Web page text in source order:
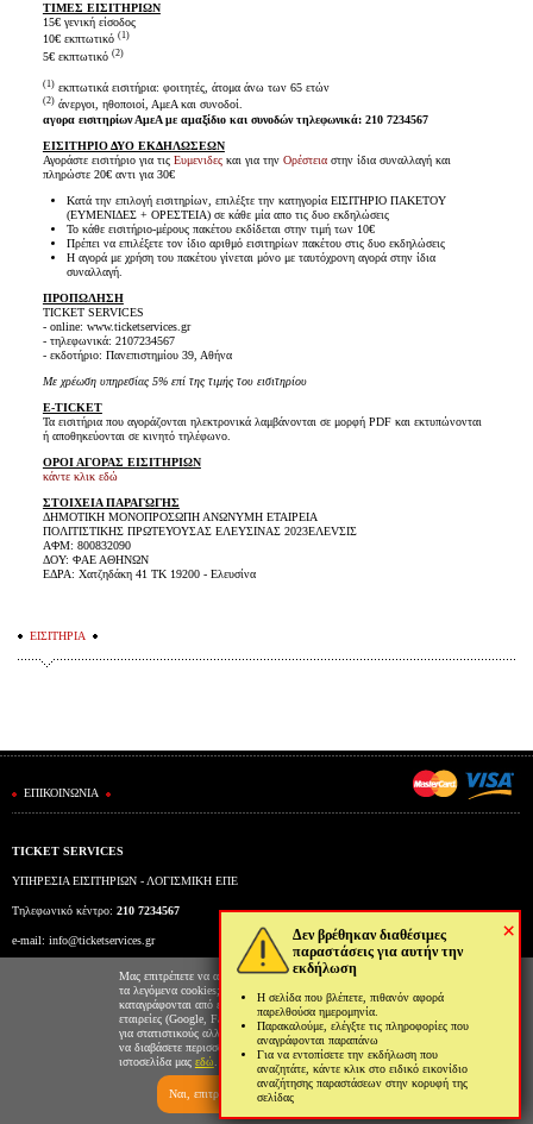
×
Δεν βρέθηκαν διαθέσιμες
παραστάσεις για αυτήν την
εκδήλωση
Η σελίδα που βλέπετε, πιθανόν αφορά
παρελθούσα ημερομηνία.
Παρακαλούμε, ελέγξτε τις πληροφορίες που
αναγράφονται παραπάνω
Για να εντοπίσετε την εκδήλωση που
αναζητάτε, κάντε κλικ στο ειδικό εικονίδιο
αναζήτησης παραστάσεων στην κορυφή της
σελίδας
ΤΙΜΕΣ ΕΙΣΙΤΗΡΙΩΝ
15€ γενική είσοδος
10€ εκπτωτικό (1)
5€ εκπτωτικό (2)
(1)εκπτωτικά εισιτήρια: φοιτητές, άτομα άνω των 65 ετών
(2)άνεργοι, ηθοποιοί, ΑμεΑ και συνοδοί.
αγορα εισιτηρίων ΑμεΑ με αμαξίδιο και συνοδών τηλεφωνικά: 210 7234567
ΕΙΣΙΤΗΡΙΟ ΔΥΟ ΕΚΔΗΛΩΣΕΩΝ
Αγοράστε εισιτήριο για τις Ευμενιδεςκαι για την Ορέστειαστην ίδια συναλλαγή και
πληρώστε 20€ αντι για 30€
Κατά την επιλογή εισιτηρίων, επιλέξτε την κατηγορία ΕΙΣΙΤΗΡΙΟ ΠΑΚΕΤΟΥ
(ΕΥΜΕΝΙΔΕΣ + ΟΡΕΣΤΕΙΑ) σε κάθε μία απο τις δυο εκδηλώσεις
Το κάθε εισιτήριο-μέρους πακέτου εκδίδεται στην τιμή των 10€
Πρέπει να επιλέξετε τον ίδιο αριθμό εισιτηρίων πακέτου στις δυο εκδηλώσεις
Η αγορά με χρήση του πακέτου γίνεται μόνο με ταυτόχρονη αγορά στην ίδια
συναλλαγή.
ΠΡΟΠΩΛΗΣΗ
TICKET SERVICES
- online: www.ticketservices.gr
- τηλεφωνικά: 2107234567
- εκδοτήριο: Πανεπιστημίου 39, Αθήνα
Με χρέωση υπηρεσίας 5% επί της τιμής του εισιτηρίου
E-TICKET
Τα εισιτήρια που αγοράζονται ηλεκτρονικά λαμβάνονται σε μορφή PDF και εκτυπώνονται
ή αποθηκεύονται σε κινητό τηλέφωνο.
ΟΡΟΙ ΑΓΟΡΑΣ ΕΙΣΙΤΗΡΙΩΝ
κάντε κλικ εδώ
ΣΤΟΙΧΕΙΑ ΠΑΡΑΓΩΓΗΣ
ΔΗΜΟΤΙΚΗ ΜΟΝΟΠΡΟΣΩΠΗ ΑΝΩΝΥΜΗ ΕΤΑΙΡΕΙΑ
ΠΟΛΙΤΙΣΤΙΚΗΣ ΠΡΩΤΕΥΟΥΣΑΣ ΕΛΕΥΣΙΝΑΣ 2023ΕΛΕVΣΙΣ
ΑΦΜ: 800832090
ΔΟΥ: ΦΑΕ ΑΘΗΝΩΝ
ΕΔΡΑ: Χατζηδάκη 41 ΤΚ 19200 - Ελευσίνα
ΕΙΣΙΤΗΡΙΑ
ΕΠΙΚΟΙΝΩΝΙΑ
TICKET SERVICES
ΥΠΗΡΕΣΙΑ ΕΙΣΙΤΗΡΙΩΝ - ΛΟΓΙΣΜΙΚΗ ΕΠΕ
Τηλεφωνικό κέντρο: 210 7234567
e-mail: info@ticketservices.gr
Εκδοτήριο: Πανεπιστημίου 39 (Στοά Πεσμαζόγλου), Αθήνα
Ώρες λειτουργίας εκδοτηρίου: Δευ-Παρ: 9πμ-5μμ
Μας επιτρέπετε να αποθηκεύουμε στον φυλλομετρητή σας
τα λεγόμενα cookies; Με αυτόν τον τρόπο θα
καταγράφονται από εμάς και τρίτες συνεργαζόμενες
εταιρείες (Google, Facebook κτλ) στοιχεία επισκεψιμότητας
για στατιστικούς αλλά και διαφημιστικούς λόγους. Μπορείτε
να διαβάσετε περισσότερα για την χρήση cookies από την
ιστοσελίδα μας εδώ
Ναι, επιτρέπω Όχι, δεν επιτρέπω